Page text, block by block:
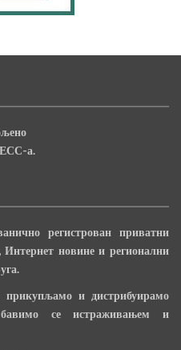
а.
регистрован приватни
новине и регионални
и дистрибуирамо
се истраживањем и